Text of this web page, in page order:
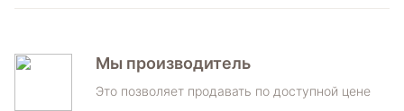
Мы производитель
Это позволяет продавать по доступной цене